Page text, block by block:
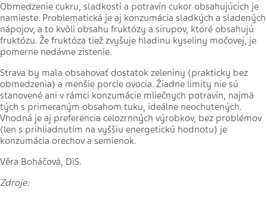
Obmedzenie cukru, sladkostí a potravín cukor obsahujúcich je
namieste. Problematická je aj konzumácia sladkých a sladených
nápojov, a to kvôli obsahu fruktózy a sirupov, ktoré obsahujú
fruktózu. Že fruktóza tiež zvyšuje hladinu kyseliny močovej, je
pomerne nedávne zistenie.
Strava by mala obsahovať dostatok zeleniny (prakticky bez
obmedzenia) a menšie porcie ovocia. Žiadne limity nie sú
stanovené ani v rámci konzumácie mliečnych potravín, najmä
tých s primeraným obsahom tuku, ideálne neochutených.
Vhodná je aj preferencia celozrnných výrobkov, bez problémov
(len s prihliadnutím na vyššiu energetickú hodnotu) je
konzumácia orechov a semienok.
Věra Boháčová, DiS.
Zdroje: